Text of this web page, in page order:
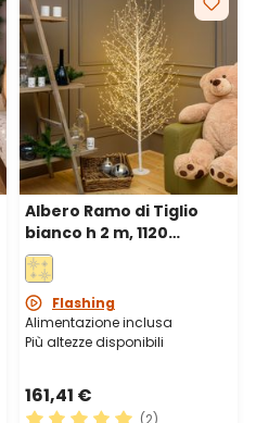
Albero Ramo di Tiglio
bianco h 2 m, 1120
microled bianco caldo,
uso interno
Flashing
Alimentazione inclusa
Più altezze disponibili
161,41 €
(2)